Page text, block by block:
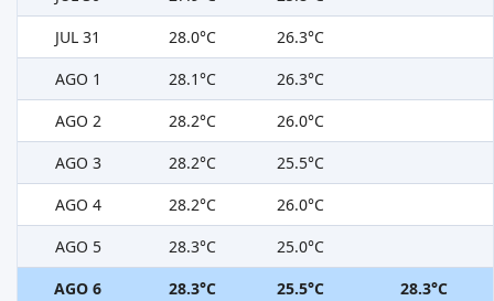
JUL 31
28.0°C
26.3°C
AGO 1
28.1°C
26.3°C
AGO 2
28.2°C
26.0°C
AGO 3
28.2°C
25.5°C
AGO 4
28.2°C
26.0°C
AGO 5
28.3°C
25.0°C
AGO 6
28.3°C 25.5°C
28.3°C